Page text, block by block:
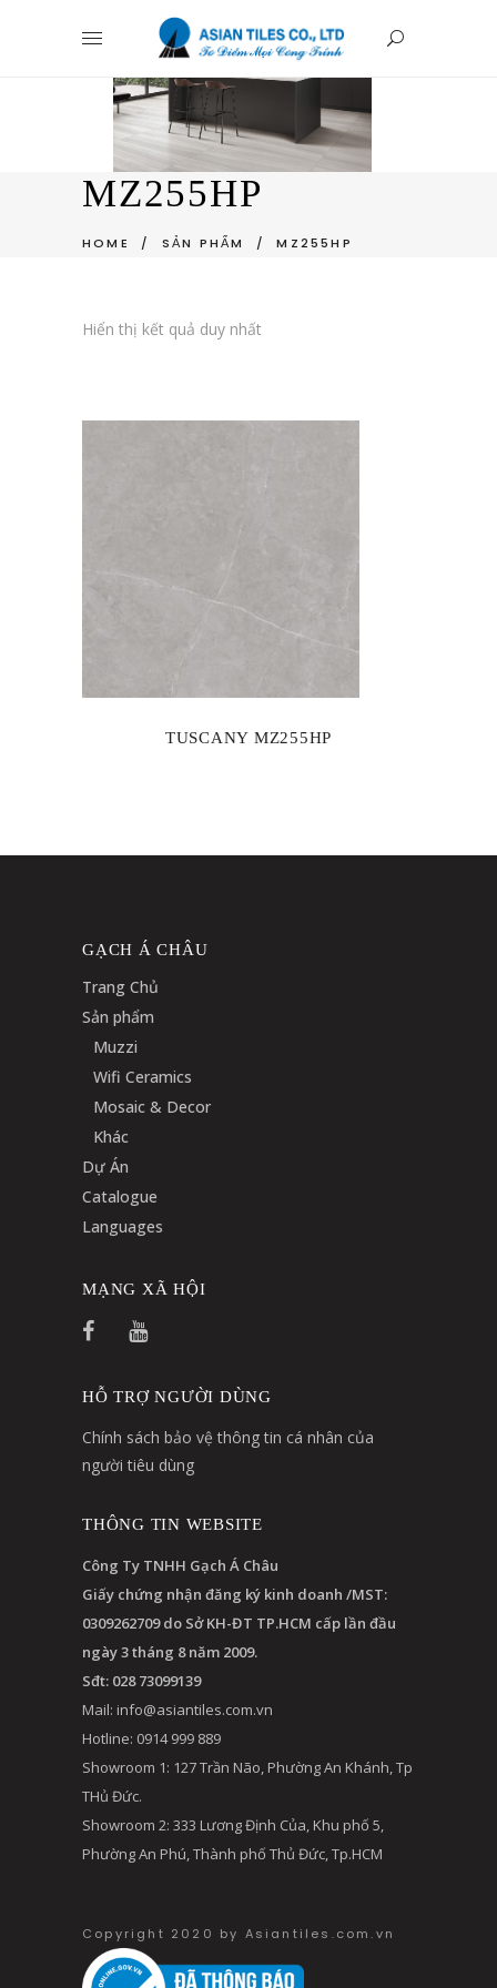
MZ255HP
HOME / SẢN PHẨM /MZ255HP
Hiển thị kết quả duy nhất
TUSCANY MZ255HP
GẠCH Á CHÂU
Trang Chủ
Sản phẩm
Muzzi
Wifi Ceramics
Mosaic & Decor
Khác
Dự Án
Catalogue
Languages
MẠNG XÃ HỘI
HỖ TRỢ NGƯỜI DÙNG
Chính sách bảo vệ thông tin cá nhân của
người tiêu dùng
THÔNG TIN WEBSITE
Công Ty TNHH Gạch Á Châu
Giấy chứng nhận đăng ký kinh doanh /MST:
0309262709 do Sở KH-ĐT TP.HCM cấp lần đầu
ngày 3 tháng 8 năm 2009.
Sđt: 028 73099139
Mail: info@asiantiles.com.vn
Hotline: 0914 999 889
Showroom 1: 127 Trần Não, Phường An Khánh, Tp
THủ Đức.
Showroom 2: 333 Lương Định Của, Khu phố 5,
Phường An Phú, Thành phố Thủ Đức, Tp.HCM
Copyright 2020 by Asiantiles.com.vn